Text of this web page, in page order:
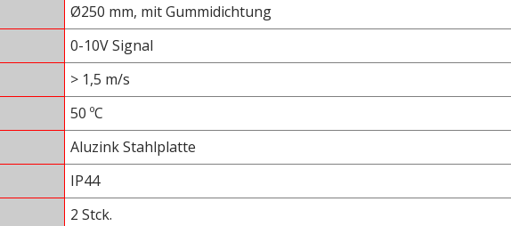
Ø250 mm, mit Gummidichtung
0-10V Signal
> 1,5 m/s
50 ºC
Aluzink Stahlplatte
IP44
2 Stck.